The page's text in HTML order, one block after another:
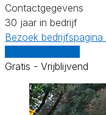
Contactgegevens
30 jaar in bedrijf
Bezoek bedrijfspagina
Gratis - Vrijblijvend